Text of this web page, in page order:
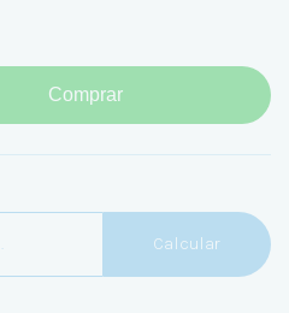
Comprar
Calcular